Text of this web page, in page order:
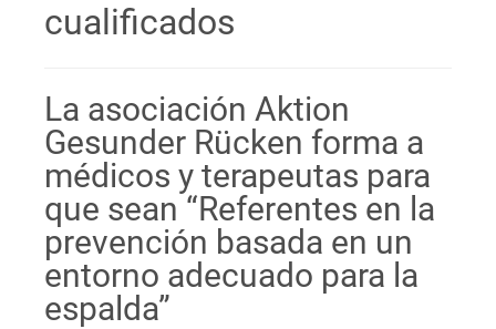
cualificados
La asociación Aktion
Gesunder Rücken forma a
médicos y terapeutas para
que sean “Referentes en la
prevención basada en un
entorno adecuado para la
espalda”